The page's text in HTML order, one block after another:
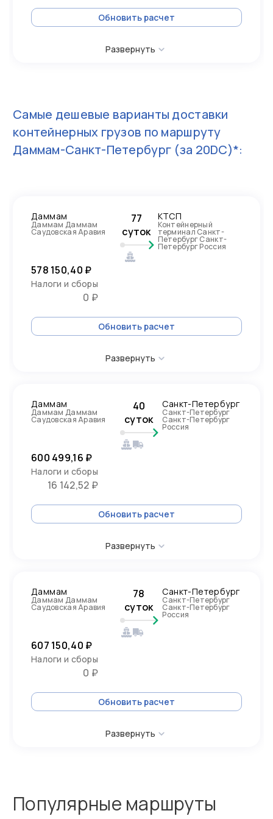
Обновить расчет
Развернуть
Самые дешевые варианты доставки
контейнерных грузов по маршруту
Даммам-Санкт-Петербург (за 20DC)*:
Даммам
Даммам Даммам
Саудовская Аравия
77
суток
КТСП
Контейнерный
терминал Санкт-
Петербург Санкт-
Петербург Россия
578 150,40 ₽
Налоги и сборы
0 ₽
Обновить расчет
Развернуть
Даммам
Даммам Даммам
Саудовская Аравия
40
суток
Санкт-Петербург
Санкт-Петербург
Санкт-Петербург
Россия
600 499,16 ₽
Налоги и сборы
16 142,52 ₽
Обновить расчет
Развернуть
Даммам
Даммам Даммам
Саудовская Аравия
78
суток
Санкт-Петербург
Санкт-Петербург
Санкт-Петербург
Россия
607 150,40 ₽
Налоги и сборы
0 ₽
Обновить расчет
Развернуть
Популярные маршруты